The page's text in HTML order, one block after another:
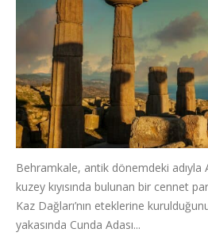
Behramkale, antik dönemdeki adıyla
kuzey kıyısında bulunan bir cennet
Kaz Dağları’nın eteklerine
yakasında Cunda Adası...